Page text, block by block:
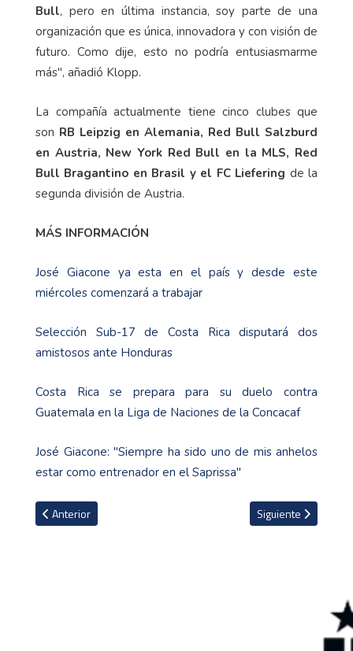
Bull, pero en última instancia, soy parte de una
organización que es única, innovadora y con visión de
futuro. Como dije, esto no podría entusiasmarme
más", añadió Klopp.
La compañía actualmente tiene cinco clubes que
son RB Leipzig en Alemania, Red Bull Salzburd
en Austria, New York Red Bull en la MLS, Red
Bull Bragantino en Brasil y el FC Liefering de la
segunda división de Austria.
MÁS INFORMACIÓN
José Giacone ya esta en el país y desde este
miércoles comenzará a trabajar
Selección Sub-17 de Costa Rica disputará dos
amistosos ante Honduras
Costa Rica se prepara para su duelo contra
Guatemala en la Liga de Naciones de la Concacaf
José Giacone: "Siempre ha sido uno de mis anhelos
estar como entrenador en el Saprissa"
Artículo anterior: Atlético de Madrid firma su acuerdo de
Anterior Artículo siguiente:
Siguiente